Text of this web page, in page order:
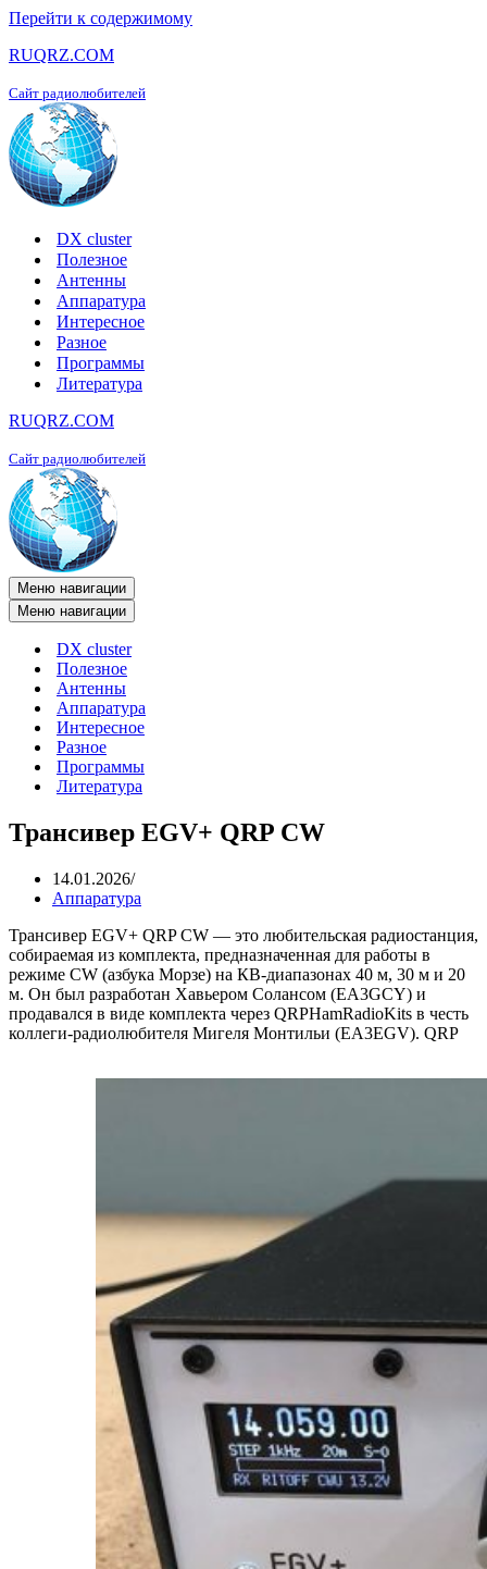
Перейти к содержимому
RUQRZ.COM
Сайт радиолюбителей
DX cluster
Полезное
Антенны
Аппаратура
Интересное
Разное
Программы
Литература
RUQRZ.COM
Сайт радиолюбителей
Меню навигации
Меню навигации
DX cluster
Полезное
Антенны
Аппаратура
Интересное
Разное
Программы
Литература
Трансивер EGV+ QRP CW
14.01.2026
Аппаратура
Трансивер EGV+ QRP CW — это любительская радиостанция,
собираемая из комплекта, предназначенная для работы в
режиме CW (азбука Морзе) на КВ-диапазонах 40 м, 30 м и 20
м. Он был разработан Хавьером Солансом (EA3GCY) и
продавался в виде комплекта через QRPHamRadioKits в честь
коллеги-радиолюбителя Мигеля Монтильи (EA3EGV). QRP